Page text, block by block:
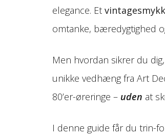
elegance. Et
omtanke, bæredygtighed
Men hvordan sikrer du
unikke vedhæng fra Art
80’er-øreringe – uden at
I denne guide får du trin-